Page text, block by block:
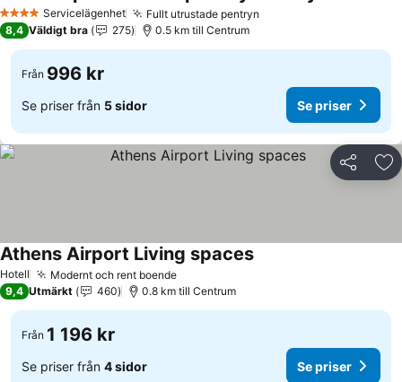
4 StjärnorServicelägenhet Fullt utrustade pentryn
8,4 Väldigt bra 275 0.5 km till Centrum
Från 996 kr
Se priser från 5 sidor Se priser
Dela
Hotell Modernt och rent boende
Athens Airport Living spaces
9,4 Utmärkt 460 0.8 km till Centrum
Från 1 196 kr
Se priser från 4 sidor Se priser